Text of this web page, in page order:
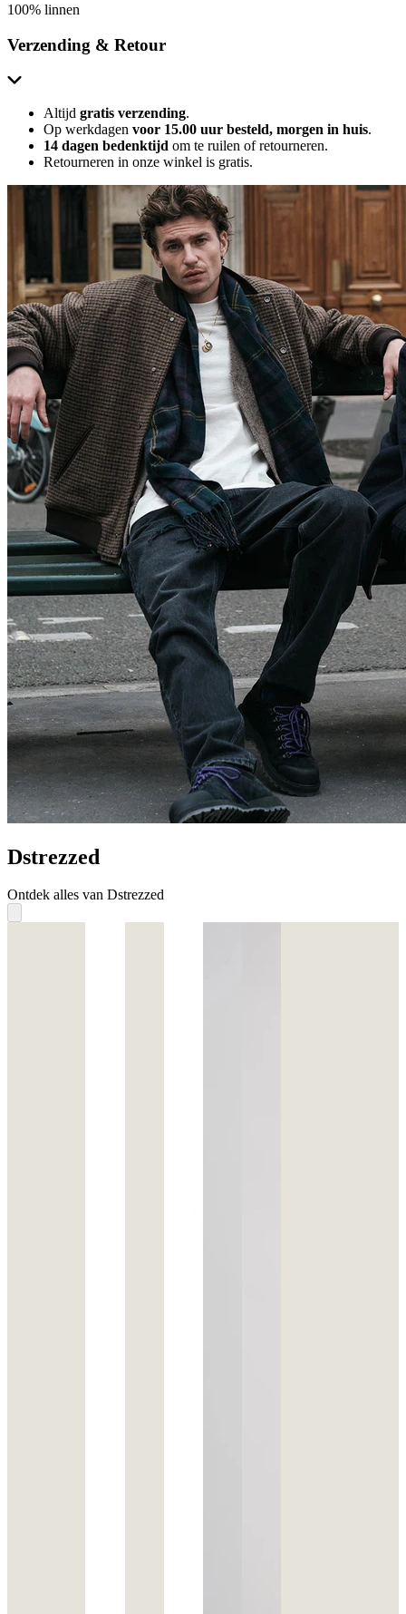
100% linnen
Verzending & Retour
Altijd gratis verzending.
Op werkdagen voor 15.00 uur besteld, morgen in huis.
14 dagen bedenktijd om te ruilen of retourneren.
Retourneren in onze winkel is gratis.
Dstrezzed
Ontdek alles van Dstrezzed